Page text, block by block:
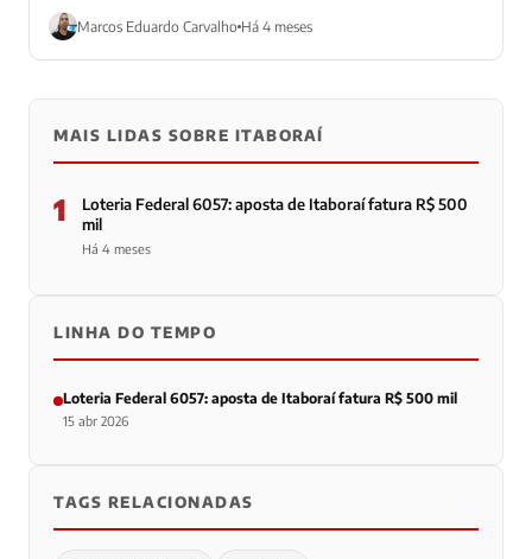
ganhou R$...
Marcos Eduardo Carvalho Há 4 meses
MAIS LIDAS SOBRE ITABORAÍ
1
Loteria Federal 6057: aposta de Itaboraí fatura R$ 500
mil
Há 4 meses
LINHA DO TEMPO
Loteria Federal 6057: aposta de Itaboraí fatura R$ 500 mil
15 abr 2026
TAGS RELACIONADAS